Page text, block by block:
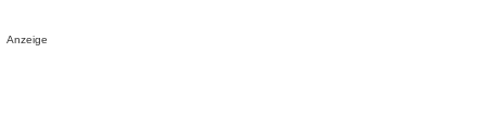
Anzeige